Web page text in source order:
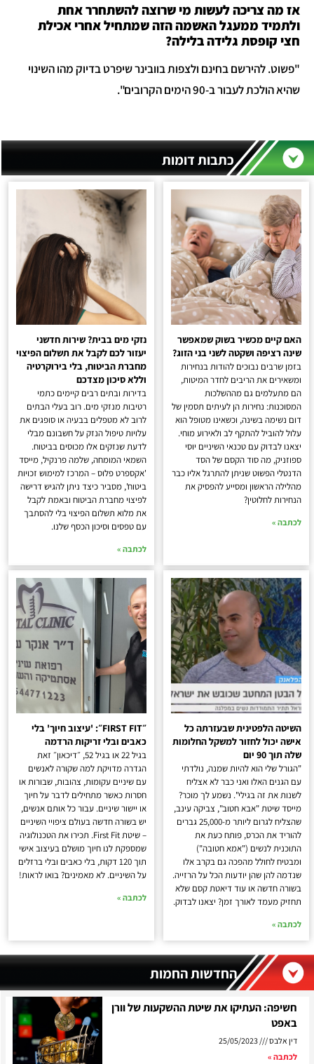
החדשות החמות
חשיפה: העתיקו את שיטת ההשקעות של וורן
באפט
דין אלבס
לכתבה »
אז מה צריכה לעשות מי שרוצה להשתחרר אחת
ולתמיד ממעגל האשמה הזה שמתחיל אחרי אכילת
חצי קופסת גלידה בלילה?
"פשוט. להירשם בחינם ולצפות בוובינר שיפרט בדיוק מהו השינוי
שהיא הולכת לעבור ב-90 הימים הקרובים".
כתבות דומות
האם קיים מכשיר בשוק שמאפשר
שינה רציפה ושקטה לשני בני הזוג?
בזמן שרבים נבוכים להודות בנחירות
ומשאירים את הריבים לחדר המיטות,
הם מתעלמים גם מההשלכות
המסוכנות: נחירות הן לעיתים תסמין של
דום נשימה בשינה, וכשאינו מטופל הוא
עלול להוביל להתקף לב ולאירוע מוחי.
יצאנו לבדוק עם טכנאי השיניים יוסי
ספוזניק, מה סוד הקסם של הסד
הדנטלי הפשוט שניתן להתרגל אליו כבר
מהלילה הראשון ומסייע להפסיק את
הנחירות לחלוטין?
לכתבה »
נזקי מים בבית? שירות חדשני
יעזור לכם לקבל את תשלום הפיצוי
מחברת הביטוח, בלי בירוקרטיה
וללא סיכון מצדכם
בדירות ובתים רבים קיימים כתמי
רטיבות מנזקי מים. רוב בעלי הבתים
לרוב לא מטפלים בבעיה או סופגים את
עלויות טיפול הנזק על חשבונם מבלי
לדעת שנזקים אלו מכוסים בביטוח.
השמאי המומחה, שלמה פרנקיל, מייסד
'אקספרט פלוס – המרכז למימוש זכויות
ביטוח', מסביר כיצד ניתן להגיש דרישה
לפיצוי מחברת הביטוח ובאמת לקבל
את מלוא תשלום הפיצוי בלי להסתבך
עם טפסים וסיכון הכסף שלנו.
לכתבה »
השיטה הלפטינית שבעזרתה כל
אישה יכול לחזור למשקל החלומות
שלה תוך 90 יום
"הגורל שלי הוא להיות שמנה, נולדתי
עם הגנים האלו ואני כבר לא אצליח
לשנות את זה בגילי". נשמע לך מוכר?
מייסד שיטת "אבא חטוב", צביקה עינב,
שהצליח לגרום ליותר מ-25,000 גברים
להוריד את הכרס, פותח כעת את
התוכנית לנשים ("אמא חטובה")
ומבטיח לחולל מהפכה גם בקרב אלו
שנדמה להן שהן יודעות הכל על הרזייה.
בשורה חדשה או עוד דיאטת קסם שלא
תחזיק מעמד לאורך זמן? יצאנו לבדוק.
לכתבה »
״FIRST FIT״: 'עיצוב חיוך' בלי
כאבים ובלי זריקות הרדמה
בגיל 22 או בגיל 52, ״דיכאון״ זאת
הגדרה מדויקת למה שקורה לאנשים
עם שיניים עקומות, צהובות, שבורות או
חסרות כאשר מתחילים לדבר על חיוך
או יישור שיניים. עבור כל אותם אנשים,
יש בשורה חדשה בעולם ציפויי השיניים
– שיטת First Fit. תכירו את הטכנולוגיה
שמספקת לנו חיוך מושלם בעיצוב אישי
תוך 120 דקות, בלי כאבים ובלי ברזלים
על השיניים. לא מאמינים? בואו לראות!
לכתבה »